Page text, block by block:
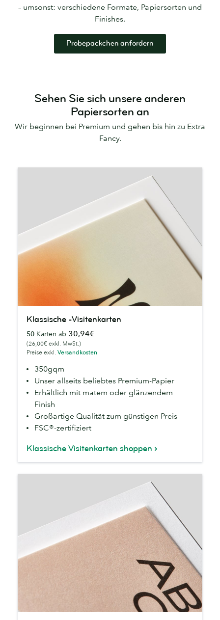
– umsonst: verschiedene Formate, Papiersorten und
Finishes.
Probepäckchen anfordern
Sehen Sie sich unsere anderen
Papiersorten an
Wir beginnen bei Premium und gehen bis hin zu Extra
Fancy.
Visitenkarten
Klassische -Visitenkarten
50 Karten ab 30,94€
(26,00€ exkl. MwSt.)
Preise exkl. Versandkosten
350gqm
Unser allseits beliebtes Premium-Papier
Erhältlich mit matem oder glänzendem
Finish
Großartige Qualität zum günstigen Preis
FSC®-zertifiziert
Klassische Visitenkarten shoppen